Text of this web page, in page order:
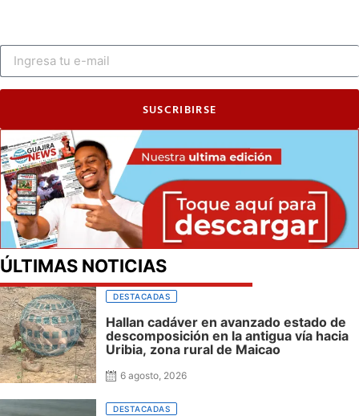
SUSCRIBIRSE
ÚLTIMAS NOTICIAS
DESTACADAS
Hallan cadáver en avanzado estado de
descomposición en la antigua vía hacia
Uribia, zona rural de Maicao
6 agosto, 2026
DESTACADAS